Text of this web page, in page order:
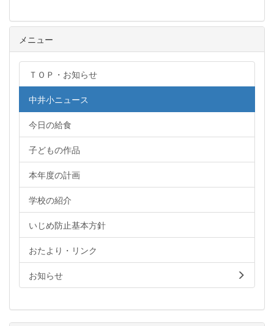
メニュー
ＴＯＰ・お知らせ
中井小ニュース
今日の給食
子どもの作品
本年度の計画
学校の紹介
いじめ防止基本方針
おたより・リンク
お知らせ